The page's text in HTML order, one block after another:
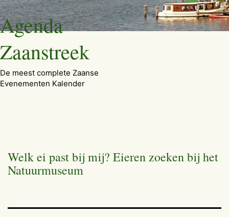
Ga
naar
de
inhoud
Agenda
Zaanstreek
De meest complete Zaanse
Evenementen Kalender
Welk ei past bij mij? Eieren zoeken bij het
Natuurmuseum